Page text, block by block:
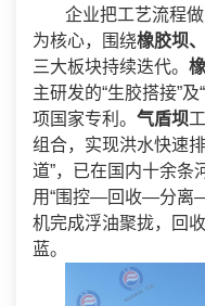
企业把工艺流程
为核心，围绕橡胶坝
三大板块持续迭代。
主研发的“生胶搭接”
项国家专利。 气盾坝
组合，实现洪水快速
道”，已在国内十余条
用“围控—回收—分离
机完成浮油聚拢，回
蓝。